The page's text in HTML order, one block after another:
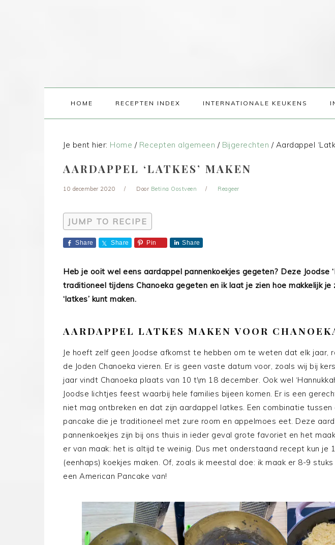
HOME RECEPTEN INDEX INTERNATIONALE KEUKENS
Je bent hier: Home / Recepten algemeen / Bijgerechten /Aardappel
AARDAPPEL ‘LATKES’ MAKEN
10 december 2020 Door Betina Oostveen Reageer
JUMP TO RECIPE
Share Share Pin Share
Heb je ooit wel eens aardappel pannenkoekjes gegeten? Deze Joodse
traditioneel tijdens Chanoeka gegeten en ik laat je zien hoe makkelijk
‘latkes’ kunt maken.
AARDAPPEL LATKES MAKEN VOOR
Je hoeft zelf geen Joodse afkomst te hebben om te weten dat elk jaar,
de Joden Chanoeka vieren. Er is geen vaste datum voor, zoals wij bij
jaar vindt Chanoeka plaats van 10 t\m 18 december. Ook wel
Joodse lichtjes feest waarbij hele families bijeen komen. Er is een
niet mag ontbreken en dat zijn aardappel latkes. Een combinatie tussen
pancake die je traditioneel met zure room en appelmoes eet. Deze
pannenkoekjes zijn bij ons thuis in ieder geval grote favoriet en het
er van maak: het is altijd te weinig. Dus met onderstaand recept kun je
(eenhaps) koekjes maken. Of, zoals ik meestal doe: ik maak er 8-9
een American Pancake van!